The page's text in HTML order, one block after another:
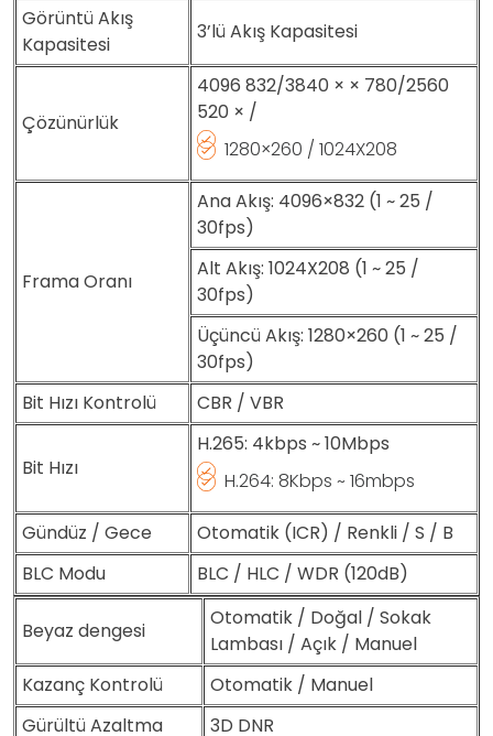
Görüntü Akış
Kapasitesi
3’lü Akış Kapasitesi
Çözünürlük
4096 832/3840 × × 780/2560
520 × /
1280×260 / 1024X208
Frama Oranı
Ana Akış: 4096×832 (1 ~ 25 /
30fps)
Alt Akış: 1024X208 (1 ~ 25 /
30fps)
Üçüncü Akış: 1280×260 (1 ~ 25 /
30fps)
Bit Hızı Kontrolü
CBR / VBR
Bit Hızı
H.265: 4kbps ~ 10Mbps
H.264: 8Kbps ~ 16mbps
Gündüz / Gece
Otomatik (ICR) / Renkli / S / B
BLC Modu
BLC / HLC / WDR (120dB)
Beyaz dengesi
Otomatik / Doğal / Sokak
Lambası / Açık / Manuel
Kazanç Kontrolü
Otomatik / Manuel
Gürültü Azaltma
3D DNR